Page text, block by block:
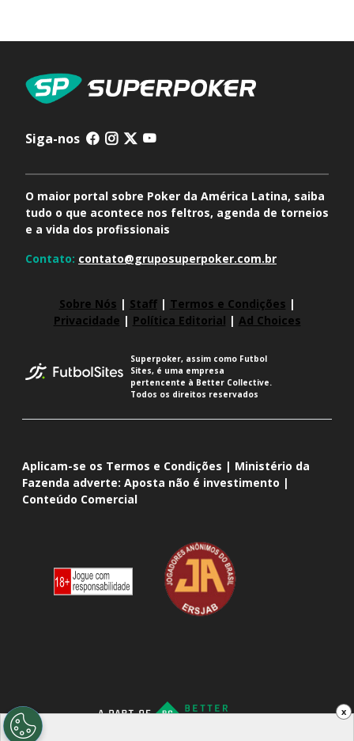
x
Siga-nos
O maior portal sobre Poker da América Latina, saiba
tudo o que acontece nos feltros, agenda de torneios
e a vida dos profissionais
Contato: contato@gruposuperpoker.com.br
Sobre Nós | Staff| Termos e Condições |
Privacidade | Política Editorial | Ad Choices
Superpoker, assim como Futbol
Sites, é uma empresa
pertencente à Better Collective.
Todos os direitos reservados
Aplicam-se os Termos e Condições | Ministério da
Fazenda adverte: Aposta não é investimento |
Conteúdo Comercial